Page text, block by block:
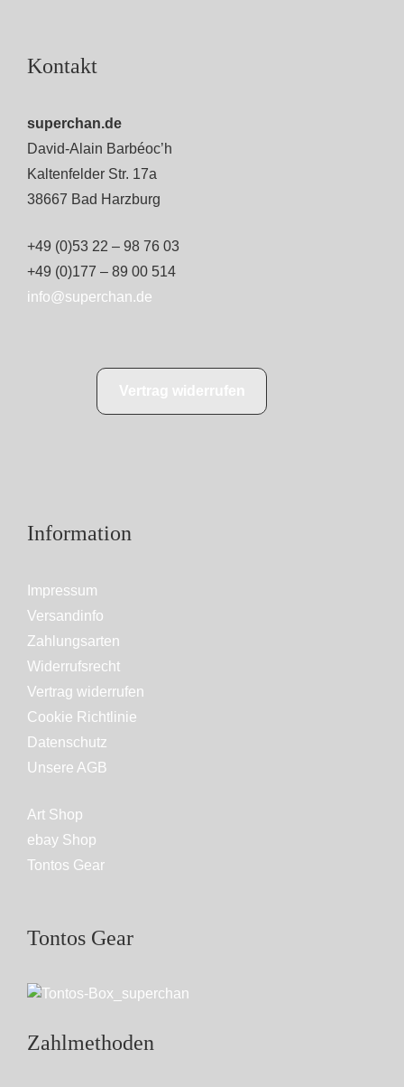
Kontakt
superchan.de
David-Alain Barbéoc’h
Kaltenfelder Str. 17a
38667 Bad Harzburg
+49 (0)53 22 – 98 76 03
+49 (0)177 – 89 00 514
info@superchan.de
Information
Impressum
Versandinfo
Zahlungsarten
Widerrufsrecht
Vertrag widerrufen
Cookie Richtlinie
Datenschutz
Unsere AGB
Art Shop
ebay Shop
Tontos Gear
Tontos Gear
Zahlmethoden